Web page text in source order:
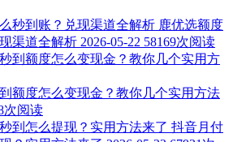
鹿优选额度
渠道全解析 2026-05-22 58169次阅读
额度怎么变现金？教你几个实用方法
次阅读
抖音月付